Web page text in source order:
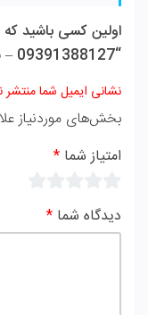
اولین کسی باشید
“09391388127 – سیم کارت اعتباری ایرانسل”
نشانی ایمیل شما
بخش‌های موردنیاز
امتیاز شما *
دیدگاه شما *